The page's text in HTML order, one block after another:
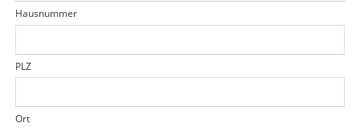
df
e
d
Hausnummer
PLZ
Ort